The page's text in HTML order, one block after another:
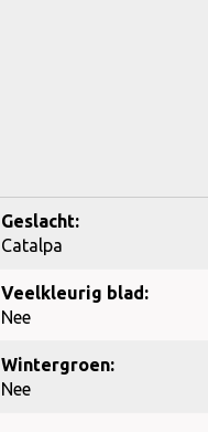
Geslacht:
Catalpa
Veelkleurig blad:
Nee
Wintergroen:
Nee